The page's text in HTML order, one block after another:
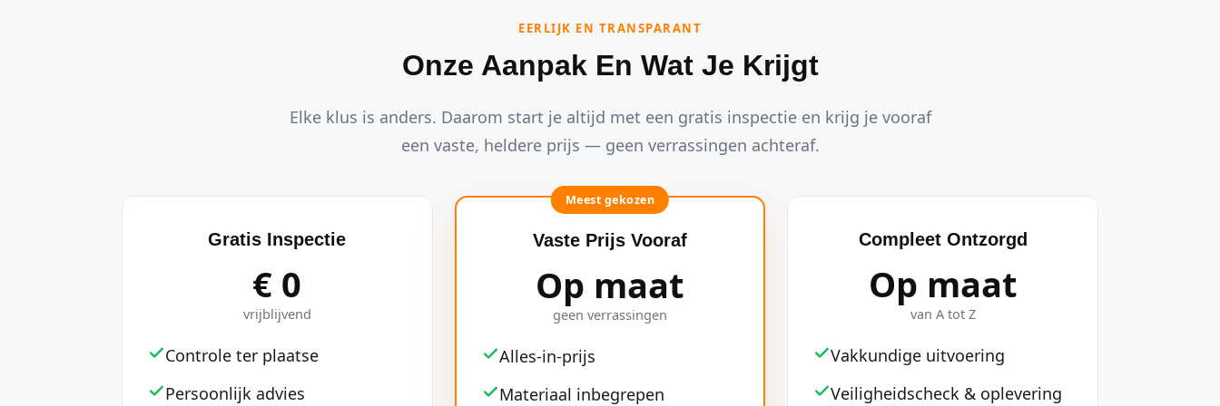
EERLIJK EN TRANSPARANT
Onze Aanpak En Wat Je Krijgt
Elke klus is anders. Daarom start je altijd met een gratis inspectie en krijg je vooraf
een vaste, heldere prijs — geen verrassingen achteraf.
Gratis Inspectie
€ 0
vrijblijvend
Controle ter plaatse
Persoonlijk advies
Meest gekozen
Vaste Prijs Vooraf
Op maat
geen verrassingen
Alles-in-prijs
Materiaal inbegrepen
Compleet Ontzorgd
Op maat
van A tot Z
Vakkundige uitvoering
Veiligheidscheck & oplevering